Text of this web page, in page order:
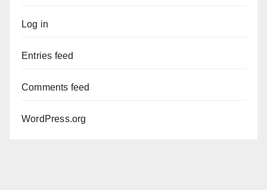
Log in
Entries feed
Comments feed
WordPress.org